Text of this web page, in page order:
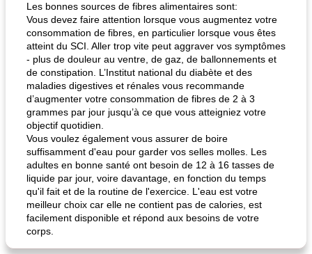
Les bonnes sources de fibres alimentaires sont:
Vous devez faire attention lorsque vous augmentez votre
consommation de fibres, en particulier lorsque vous êtes
atteint du SCI. Aller trop vite peut aggraver vos symptômes
- plus de douleur au ventre, de gaz, de ballonnements et
de constipation. L’Institut national du diabète et des
maladies digestives et rénales vous recommande
d’augmenter votre consommation de fibres de 2 à 3
grammes par jour jusqu’à ce que vous atteigniez votre
objectif quotidien.
Vous voulez également vous assurer de boire
suffisamment d'eau pour garder vos selles molles. Les
adultes en bonne santé ont besoin de 12 à 16 tasses de
liquide par jour, voire davantage, en fonction du temps
qu'il fait et de la routine de l'exercice. L'eau est votre
meilleur choix car elle ne contient pas de calories, est
facilement disponible et répond aux besoins de votre
corps.